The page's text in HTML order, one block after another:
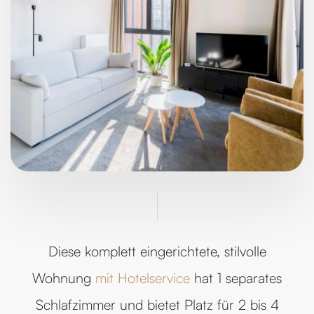
Diese komplett eingerichtete, stilvolle
Wohnung mit Hotelservice hat 1 separates
Schlafzimmer und bietet Platz für 2 bis 4